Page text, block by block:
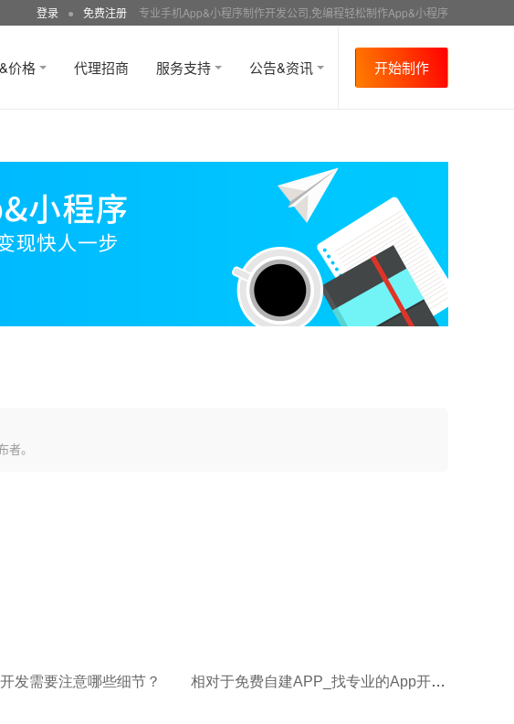
登录 ● 免费注册 专业手机App&小程序制作开发公司,免编程轻松制作App&小程序
价格 代理招商 服务支持 公告&资讯 开始制作
。
发需要注意哪些细节？ 相对于免费自建APP_找专业的App开发公司有什么优势_